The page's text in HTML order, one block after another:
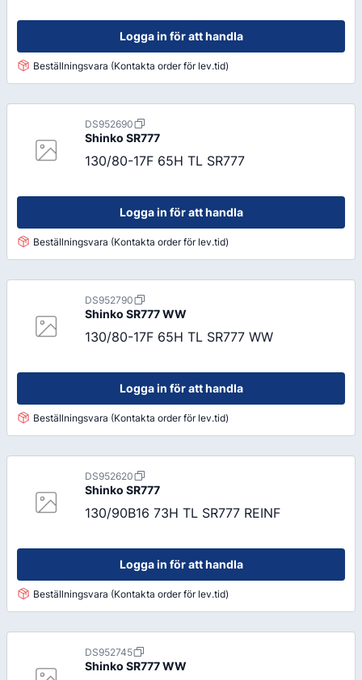
Logga in för att handla
Beställningsvara (Kontakta order för lev.tid)
DS952690
Shinko SR777
130/80-17F 65H TL SR777
Logga in för att handla
Beställningsvara (Kontakta order för lev.tid)
DS952790
Shinko SR777 WW
130/80-17F 65H TL SR777 WW
Logga in för att handla
Beställningsvara (Kontakta order för lev.tid)
DS952620
Shinko SR777
130/90B16 73H TL SR777 REINF
Logga in för att handla
Beställningsvara (Kontakta order för lev.tid)
DS952745
Shinko SR777 WW